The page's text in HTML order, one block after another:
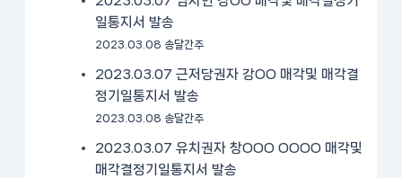
일통지서 발송
2023.03.08 송달간주
2023.03.07 근저당권자 강OO 매각및 매각결
정기일통지서 발송
2023.03.08 송달간주
2023.03.07 유치권자 창OOO OOOO 매각및
매각결정기일통지서 발송